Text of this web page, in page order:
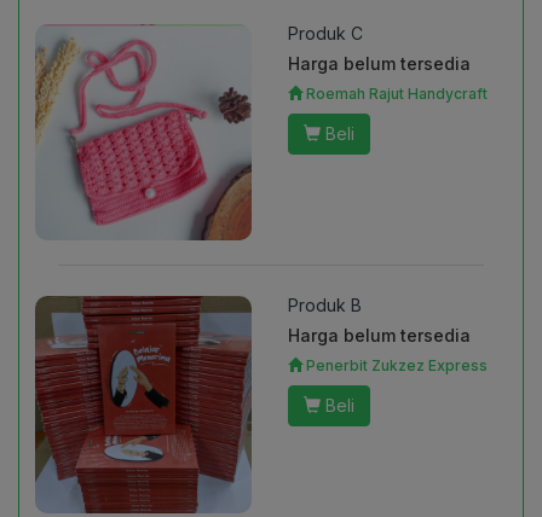
Produk C
Harga belum tersedia
Roemah Rajut Handycraft
Beli
Produk B
Harga belum tersedia
Penerbit Zukzez Express
Beli